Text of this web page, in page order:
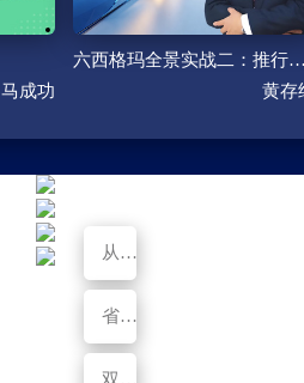
马成功
六西格玛全景实战二：推行路径与组
黄存
从“卖全球”到“赢全球”：中国企业出海战略升维与实战路径
省下来的就是利润：企业怎么做好成本管控